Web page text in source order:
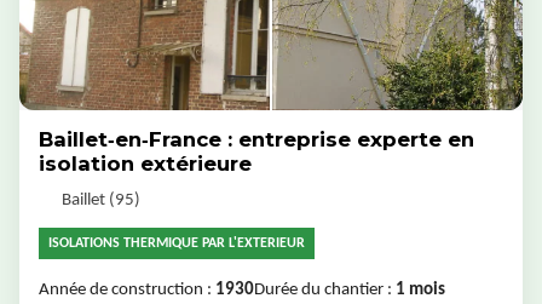
Baillet‑en‑France : entreprise experte en
isolation extérieure
Baillet (95)
ISOLATIONS THERMIQUE PAR L'EXTERIEUR
Année de construction : 1930Durée du chantier : 1 mois